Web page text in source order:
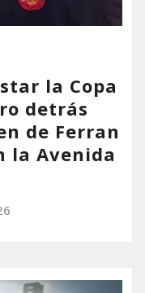
la Copa
detrás
de Ferran
la Avenida